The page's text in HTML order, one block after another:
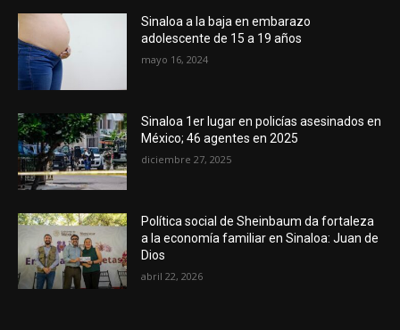
Sinaloa a la baja en embarazo
adolescente de 15 a 19 años
mayo 16, 2024
Sinaloa 1er lugar en policías asesinados en
México; 46 agentes en 2025
diciembre 27, 2025
Política social de Sheinbaum da fortaleza
a la economía familiar en Sinaloa: Juan de
Dios
abril 22, 2026